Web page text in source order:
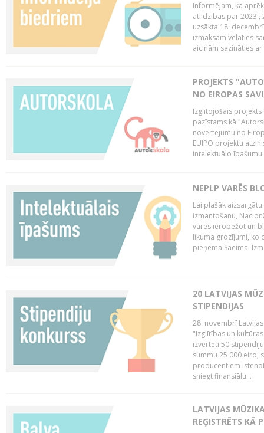
Informējam, ka
atlīdzības par 2023.,
uzsākta 18.
izmaksām vēlaties
aicinām sazināties
PROJEKTS
NO EIROPAS
Izglītojošais projekts
pazīstams kā
novērtējumu no
EUIPO projektu
intelektuālo
NEPLP VARĒS
Lai plašāk
izmantošanu,
varēs ierobežot un
likuma grozījumi, ko
pieņēma Saeima.
20 LATVIJAS
STIPENDIJAS
28. novembrī
"Izglītības un
izvērtēti 50
summu 25 000 eiro,
producentiem
sniegt finansiālu...
LATVIJAS
REĢISTRĒTS KĀ